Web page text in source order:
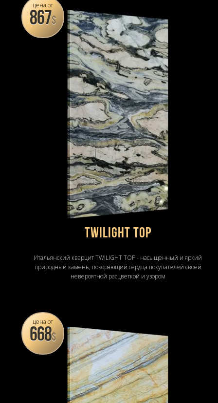
цена от
867$
Twilight Top
Итальянский кварцит TWILIGHT TOP - насыщенный и яркий
природный камень, покоряющий сердца покупателей своей
невероятной расцветкой и узором
цена от
668$